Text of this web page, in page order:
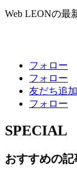
Web LEONの最
フォロー
フォロー
友だち追加
フォロー
SPECIAL
おすすめの記